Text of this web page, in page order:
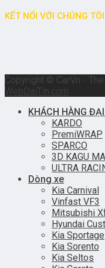
KẾT NỐI VỚI CHÚNG TÔI
Copyright © CarVn -
WebDaiTin.com
KHÁCH HÀNG
KARDO
PremiWRAP
SPARCO
3D KAGU
ULTRA
Dòng xe
Kia Carnival
Vinfast VF3
Mitsubishi
Hyundai
Kia Sportage
Kia Sorento
Kia Seltos